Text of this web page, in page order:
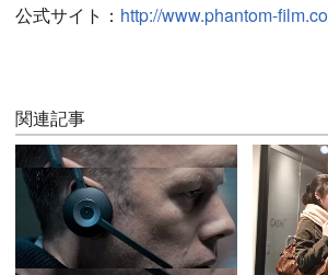
公式サイト： http://www.phantom-
関連記事